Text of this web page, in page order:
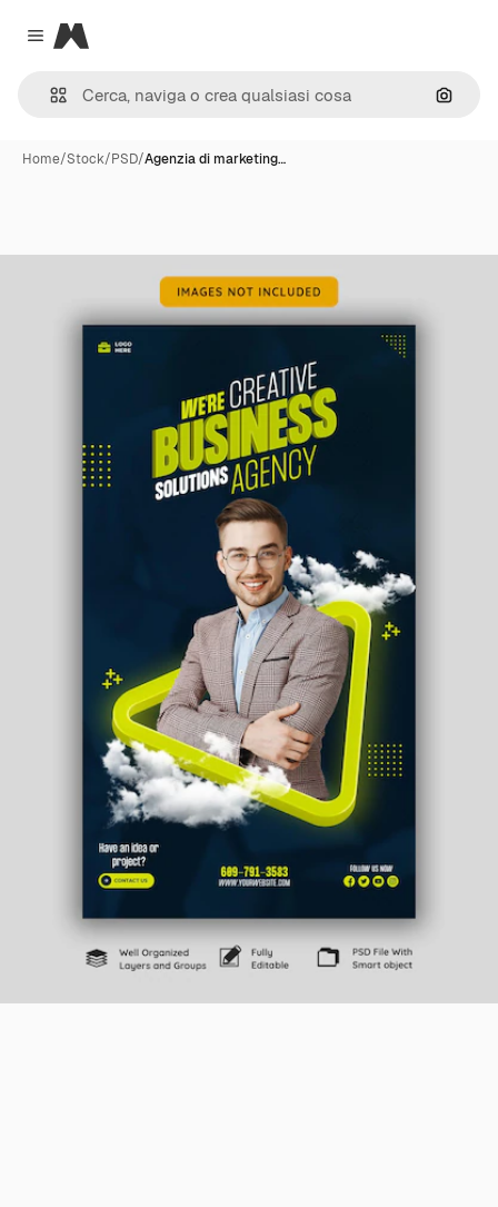
Close menu
Magnific
Cerca
Home/Stock/PSD/Agenzia di marketing…